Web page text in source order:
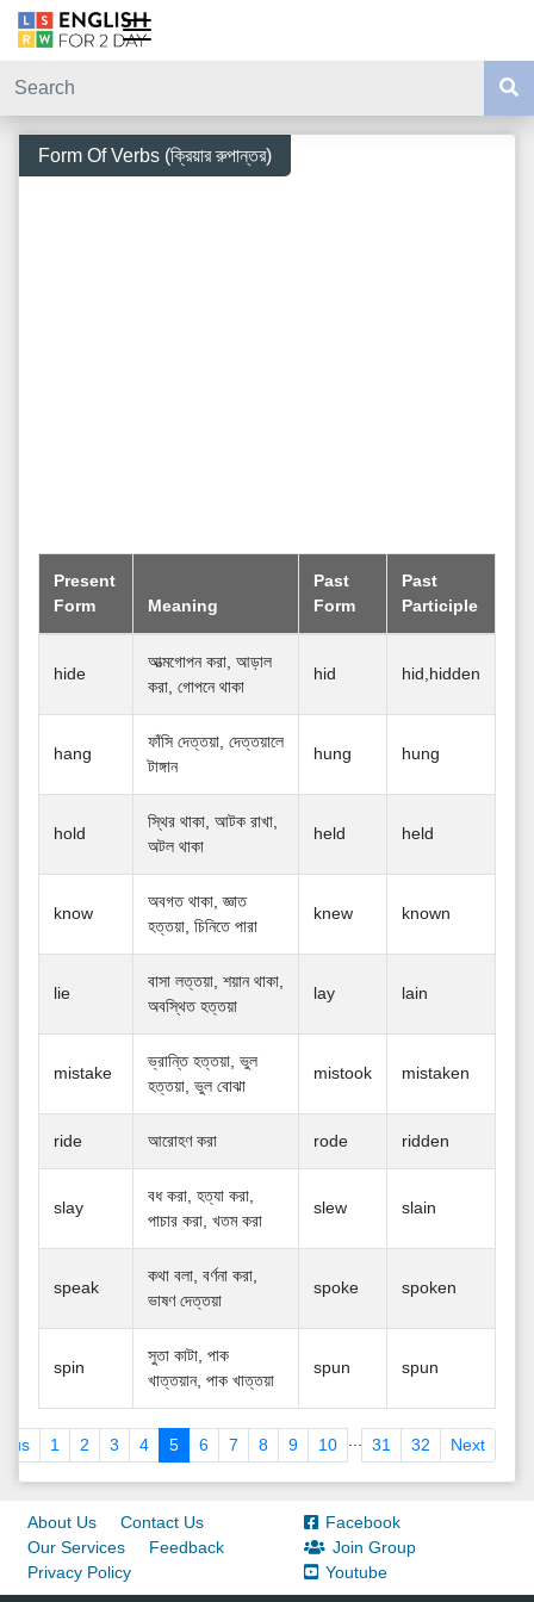
Form Of Verbs (ক্রিয়ার রুপান্তর)
Present
Form
Meaning
Past
Form
Past
Participle
hide
আত্মগোপন করা, আড়াল
করা, গোপনে থাকা
hid hid,hidden
hang
ফাঁসি দেত্তয়া, দেত্তয়ালে
টাঙ্গান
hung hung
hold
স্থির থাকা, আটক রাখা,
অটল থাকা
held held
know
অবগত থাকা, জ্ঞাত
হত্তয়া, চিনিতে পারা
knew known
lie
বাসা লত্তয়া, শয়ান থাকা,
অবস্থিত হত্তয়া
lay lain
mistake
ভ্রান্তি হত্তয়া, ভুল
হত্তয়া, ভুল বোঝা
mistook mistaken
ride আরোহণ করা rode ridden
slay
বধ করা, হত্যা করা,
পাচার করা, খতম করা
slew slain
speak
কথা বলা, বর্ণনা করা,
ভাষণ দেত্তয়া
spoke spoken
spin
সুতা কাটা, পাক
খাত্তয়ান, পাক খাত্তয়া
spun spun
1 2 3 4 5 6 7 8 9 10 31 32 Next
About Us
Contact Us
Our Services
Feedback
Privacy Policy
Facebook
Join Group
Youtube